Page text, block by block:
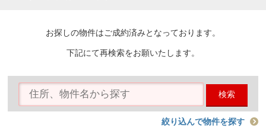
会員メニュー
物件を探す
購入TOP
条件から探す
お探しの物件はご成約済みとなっております。
下記にて再検索をお願いたします。
検索
絞り込んで物件を探す